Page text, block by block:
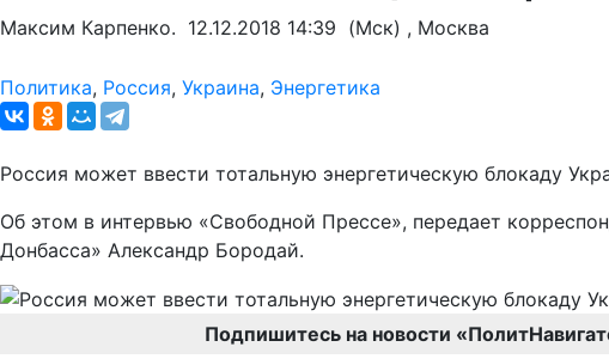
Максим Карпенко. 12.12.2018 14:39 (Мск) , Москва
Политика, Россия, Украина, Энергетика
Россия может ввести тотальную энергетическую блокаду
Об этом в интервью «Свободной Прессе», передает
Донбасса» Александр Бородай.
Подпишитесь на новости